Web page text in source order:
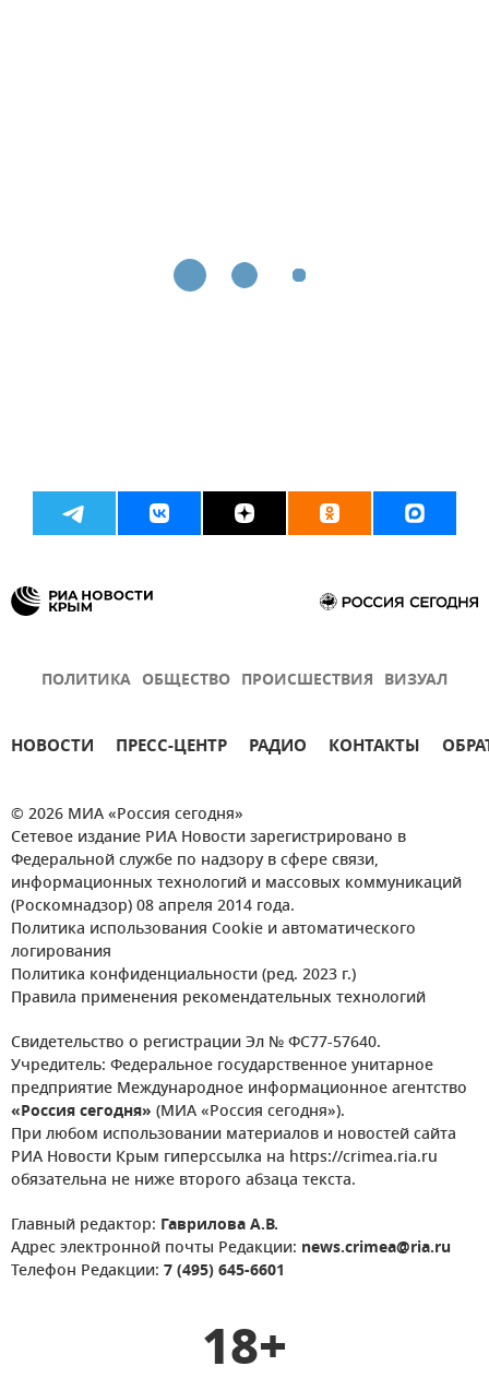
ПОЛИТИКА ОБЩЕСТВО ПРОИСШЕСТВИЯ ВИЗУАЛ
НОВОСТИ ПРЕСС-ЦЕНТР РАДИО КОНТАКТЫ
© 2026 МИА «Россия сегодня»
Сетевое издание РИА Новости зарегистрировано в
Федеральной службе по надзору в сфере связи,
информационных технологий и массовых коммуникаций
(Роскомнадзор) 08 апреля 2014 года.
Политика использования Cookie и автоматического
логирования
Политика конфиденциальности (ред. 2023 г.)
Правила применения рекомендательных технологий
Свидетельство о регистрации Эл № ФС77-57640.
Учредитель: Федеральное государственное унитарное
предприятие Международное информационное агентство
«Россия сегодня» (МИА «Россия сегодня»).
При любом использовании материалов и новостей сайта
РИА Новости Крым гиперссылка на https://crimea.ria.ru
обязательна не ниже второго абзаца текста.
Главный редактор: Гаврилова А.В.
Адрес электронной почты Редакции: news.crimea@ria.ru
Телефон Редакции: 7 (495) 645-6601
18+